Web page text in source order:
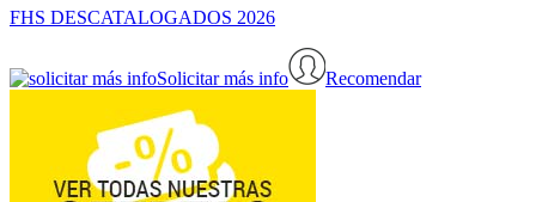
FHS DESCATALOGADOS 2026
Solicitar más info Recomendar